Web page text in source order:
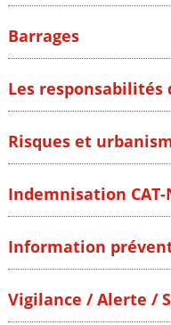
Barrages
Les responsabilités
Risques et
Indemnisation CAT-
Information
Vigilance / Alerte /